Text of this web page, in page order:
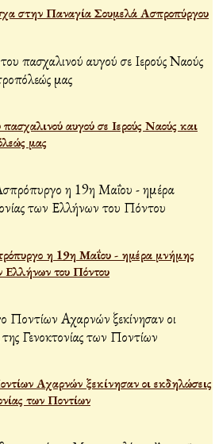
στην Παναγία Σουμελά Ασπροπύργου
αυγού σε Ιερούς Ναούς και
μας
η 19η Μαΐου - ημέρα μνήμης
Ελλήνων του Πόντου
Αχαρνών ξεκίνησαν οι εκδηλώσεις
των Ποντίων